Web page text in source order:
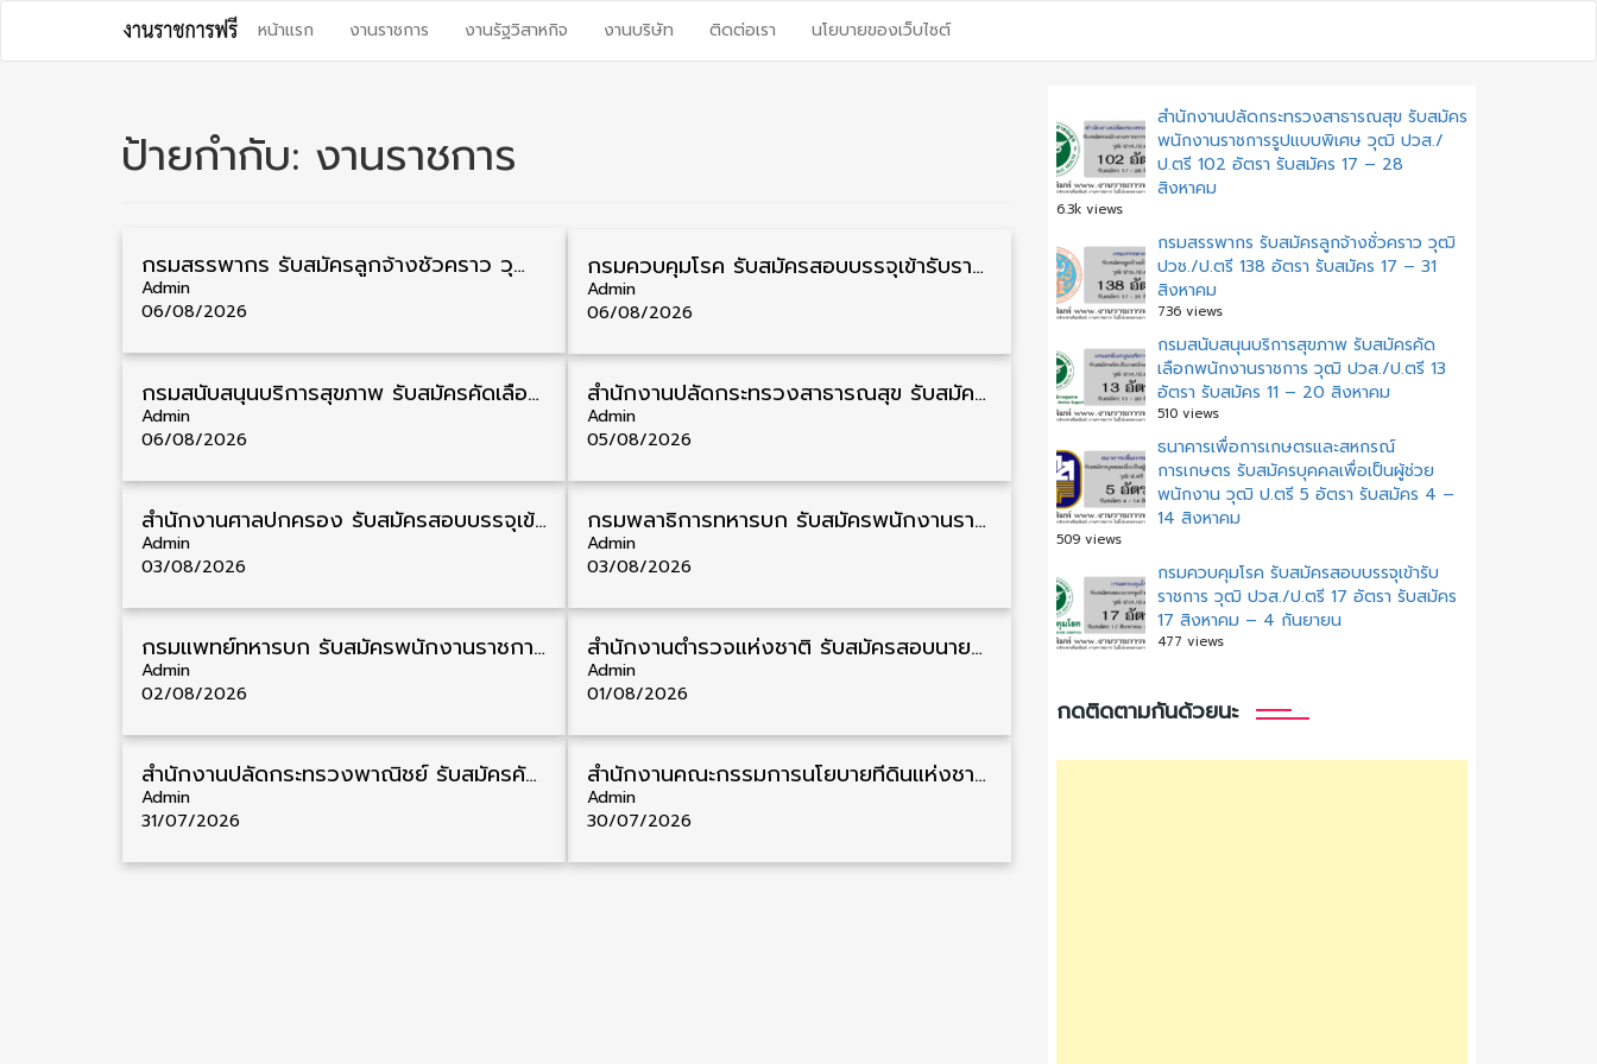
content
หน้าแรก งานราชการ งานรัฐวิสาหกิจ งานบริษัท ติดต่อเรา นโยบายของเว็บไซต์
ป้ายกำกับ: งานราชการ
กรมสรรพากร รับสมัครลูกจ้างชั่วคราว วุฒิ ปวช./ป.ตรี 138 อัตรา รับสมัคร 17 – 31 สิงหาคม
Admin
06/08/2026
กรมควบคุมโรค รับสมัครสอบบรรจุเข้ารับราชการ วุฒิ ปวส./ป.ตรี 17 อัตรา รับสมัคร 17 สิงหาคม – 4 กันยายน
Admin
06/08/2026
กรมสนับสนุนบริการสุขภาพ รับสมัครคัดเลือกพนักงานราชการ วุฒิ ปวส./ป.ตรี 13 อัตรา รับสมัคร 11 – 20 สิงหาคม
Admin
06/08/2026
สำนักงานปลัดกระทรวงสาธารณสุข รับสมัครพนักงานราชการรูปแบบพิเศษ วุฒิ ปวส./ป.ตรี 102 อัตรา รับสมัคร 17 – 28 สิงหาคม
Admin
05/08/2026
สํานักงานศาลปกครอง รับสมัครสอบบรรจุเข้ารับราชการ วุฒิ ป.ตรี 72 อัตรา รับสมัคร 31 สิงหาคม – 18 กันยายน
Admin
03/08/2026
กรมพลาธิการทหารบก รับสมัครพนักงานราชการ วุฒิ ม.3/ม.6/ปวช. 66 อัตรา รับสมัคร 10 – 17 สิงหาคม
Admin
03/08/2026
กรมแพทย์ทหารบก รับสมัครพนักงานราชการ วุฒิ ม.3/ม.6/ปวช./ปวท./ปวส. 6 อัตรา รับสมัคร 3 – 7 สิงหาคม
Admin
02/08/2026
สำนักงานตำรวจแห่งชาติ รับสมัครสอบนายสิบตำรวจ วุฒิ ม.6/ปวช. 6,000 อัตรา รับสมัคร 8 – 19 สิงหาคม
Admin
01/08/2026
สำนักงานปลัดกระทรวงพาณิชย์ รับสมัครคัดเลือกพนักงานราชการ วุฒิ ปวส./ป.ตรี 11 อัตรา รับสมัคร 10 – 21 สิงหาคม
Admin
31/07/2026
สำนักงานคณะกรรมการนโยบายที่ดินแห่งชาติ รับสมัครคัดเลือกพนักงานราชการ วุฒิ ป.ตรี 6 อัตรา รับสมัคร 13 กรกฎาคม – 6 สิงหาคม
Admin
30/07/2026
แนะแนว
เรื่อง
สำนักงานปลัดกระทรวงสาธารณสุข รับสมัคร
พนักงานราชการรูปแบบพิเศษ วุฒิ ปวส./
ป.ตรี 102 อัตรา รับสมัคร 17 – 28
สิงหาคม
6.3k views
กรมสรรพากร รับสมัครลูกจ้างชั่วคราว วุฒิ
ปวช./ป.ตรี 138 อัตรา รับสมัคร 17 – 31
สิงหาคม
736 views
กรมสนับสนุนบริการสุขภาพ รับสมัครคัด
เลือกพนักงานราชการ วุฒิ ปวส./ป.ตรี 13
อัตรา รับสมัคร 11 – 20 สิงหาคม
510 views
ธนาคารเพื่อการเกษตรและสหกรณ์
การเกษตร รับสมัครบุคคลเพื่อเป็นผู้ช่วย
พนักงาน วุฒิ ป.ตรี 5 อัตรา รับสมัคร 4 –
14 สิงหาคม
509 views
กรมควบคุมโรค รับสมัครสอบบรรจุเข้ารับ
ราชการ วุฒิ ปวส./ป.ตรี 17 อัตรา รับสมัคร
17 สิงหาคม – 4 กันยายน
477 views
กดติดตามกันด้วยนะ